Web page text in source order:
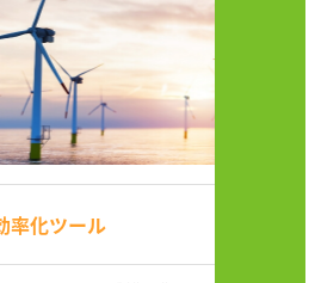
率化ツール